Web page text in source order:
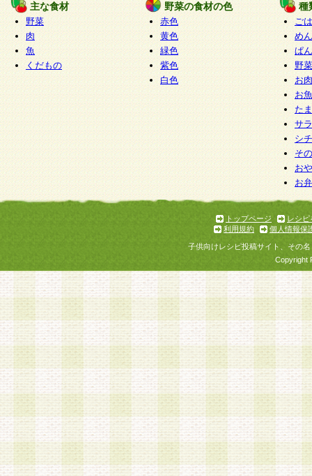
主な食材
野菜
肉
魚
くだもの
野菜の食材の色
赤色
黄色
緑色
紫色
白色
種
ご
めん
ぱん
野
お
お
た
サ
シ
そ
お
お
トップページ
レシピ
利用規約
個人情報保
子供向けレシピ投稿サイト、その
Copyright